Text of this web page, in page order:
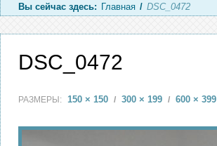
Вы сейчас здесь: Главная / DSC_0472
DSC_0472
РАЗМЕРЫ: 150 × 150 / 300 × 199 / 600 × 399